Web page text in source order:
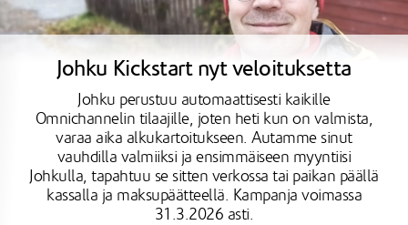
Johku Kickstart nyt veloituksetta
Johku perustuu automaattisesti kaikille
Omnichannelin tilaajille, joten heti kun on valmista,
varaa aika alkukartoitukseen. Autamme sinut
vauhdilla valmiiksi ja ensimmäiseen myyntiisi
Johkulla, tapahtuu se sitten verkossa tai paikan päällä
kassalla ja maksupäätteellä. Kampanja voimassa
31.3.2026 asti.